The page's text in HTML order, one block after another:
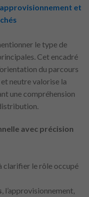
et
le type de
Cet encadré
du parcours
neutre valorise la
une compréhension
avec précision
clarifier le rôle occupé
, l’approvisionnement,